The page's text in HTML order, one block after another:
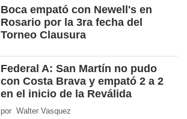
Boca empató con Newell's en
Rosario por la 3ra fecha del
Torneo Clausura
Federal A: San Martín no pudo
con Costa Brava y empató 2 a 2
en el inicio de la Reválida
por Walter Vasquez